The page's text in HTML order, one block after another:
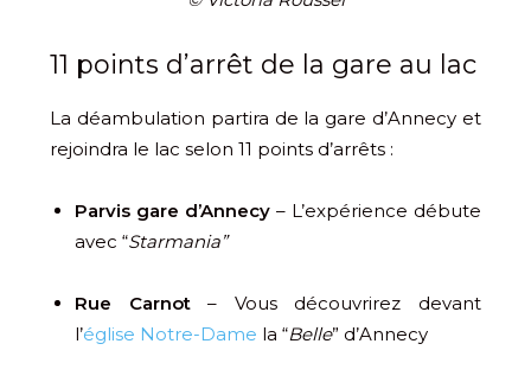
11 points d’arrêt de la gare au lac
La déambulation partira de la gare d’Annecy et
rejoindra le lac selon 11 points d’arrêts :
Parvis gare d’Annecy – L’expérience débute
avec “Starmania”
Rue Carnot– Vous découvrirez devant
l’église Notre-Dame la “Belle” d’Annecy